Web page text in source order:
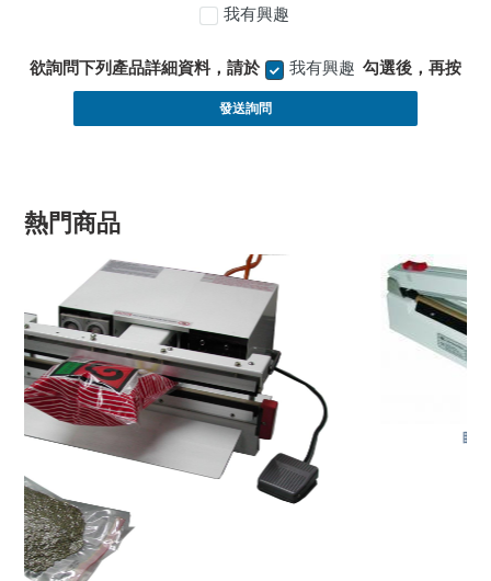
我有興趣
欲詢問下列產品詳細資料，請於 我有興趣 勾選後，再按
發送詢問
熱門商品
瞬熱式半自動手壓附切刀封口機(HCG)